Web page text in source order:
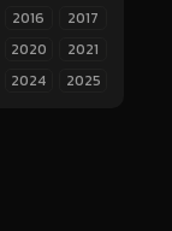
2016
2017
2020
2021
2024 2025